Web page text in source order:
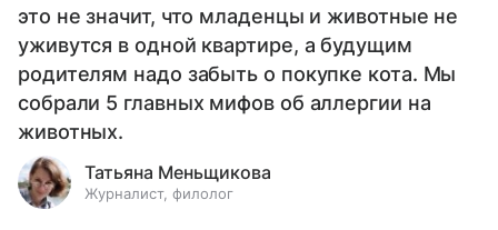
это не значит, что младенцы и животные не
уживутся в одной квартире, а будущим
родителям надо забыть о покупке кота. Мы
собрали 5 главных мифов об аллергии на
животных.
Татьяна Меньщикова
Журналист, филолог